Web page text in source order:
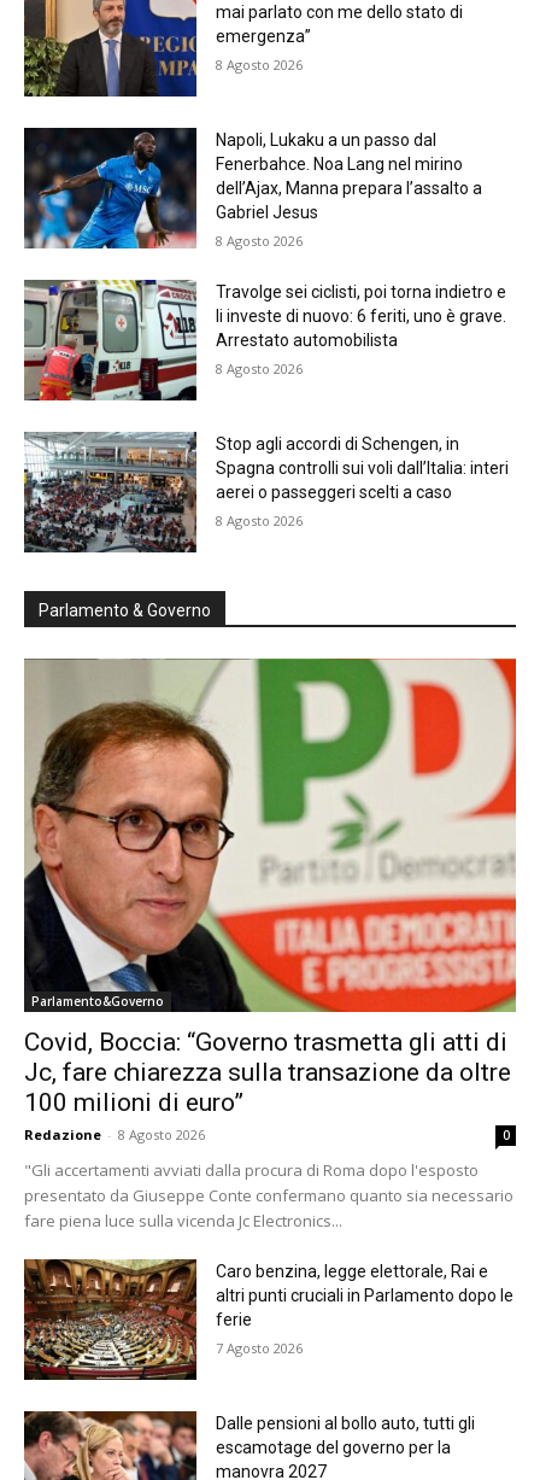
mai parlato con me dello stato di
emergenza”
8 Agosto 2026
Napoli, Lukaku a un passo dal
Fenerbahce. Noa Lang nel mirino
dell’Ajax, Manna prepara l’assalto a
Gabriel Jesus
8 Agosto 2026
Travolge sei ciclisti, poi torna indietro e
li investe di nuovo: 6 feriti, uno è grave.
Arrestato automobilista
8 Agosto 2026
Stop agli accordi di Schengen, in
Spagna controlli sui voli dall’Italia: interi
aerei o passeggeri scelti a caso
8 Agosto 2026
Parlamento & Governo
Parlamento&Governo
Covid, Boccia: “Governo trasmetta gli atti di
Jc, fare chiarezza sulla transazione da oltre
100 milioni di euro”
Redazione - 8 Agosto 2026 0
"Gli accertamenti avviati dalla procura di Roma dopo l'esposto
presentato da Giuseppe Conte confermano quanto sia necessario
fare piena luce sulla vicenda Jc Electronics...
Caro benzina, legge elettorale, Rai e
altri punti cruciali in Parlamento dopo le
ferie
7 Agosto 2026
Dalle pensioni al bollo auto, tutti gli
escamotage del governo per la
manovra 2027